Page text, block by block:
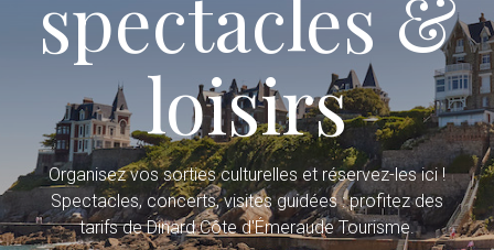
spectacles &
loisirs
Organisez vos sorties culturelles et réservez-les ici !
Spectacles, concerts, visites guidées : profitez des
tarifs de Dinard Côte d'Émeraude Tourisme.